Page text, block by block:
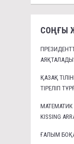
СОҢҒЫ
ҚАЗАҚ
ТІРЕЛІП
МАТЕМАТИК
KISSING
ҒАЛЫМ